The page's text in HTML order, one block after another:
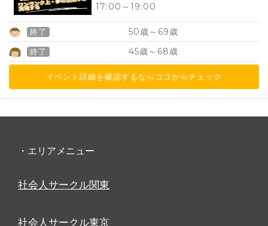
17:00 ～ 19:00
終了 50歳～ 69歳
終了 45歳～ 68歳
イベント詳細を確認するならココからチェック
・エリアメニュー
社会人サークル関東
社会人サークル東京